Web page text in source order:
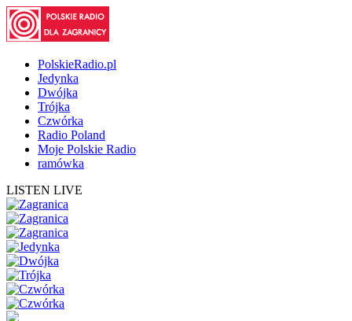
PolskieRadio.pl
Jedynka
Dwójka
Trójka
Czwórka
Radio Poland
Moje Polskie Radio
ramówka
LISTEN LIVE